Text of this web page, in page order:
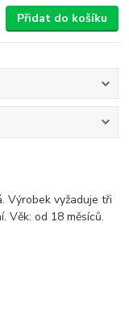
Přidat do košíku
Výrobek vyžaduje tři
Věk: od 18 měsíců.